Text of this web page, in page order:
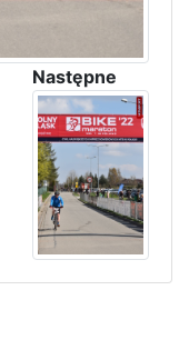
Następne